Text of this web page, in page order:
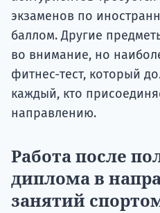
экзаменов по
баллом. Другие
во внимание, но
фитнес-тест, который
каждый, кто
направлению.
Работа после
диплома в
занятий